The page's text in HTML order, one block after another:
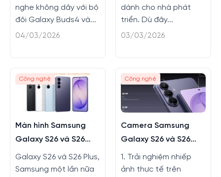
nghe không dây với bộ
đôi Galaxy Buds4 và...
04/03/2026
dành cho nhà phát
triển. Dù đây...
03/03/2026
Công nghệ
Màn hình Samsung
Galaxy S26 và S26
Plus có gì mới không?
Galaxy S26 và S26 Plus,
Samsung một lần nữa
Công nghệ
Camera Samsung
Galaxy S26 và S26
Plus có nâng cấp gì
không?
1. Trải nghiệm nhiếp
ảnh thực tế trên